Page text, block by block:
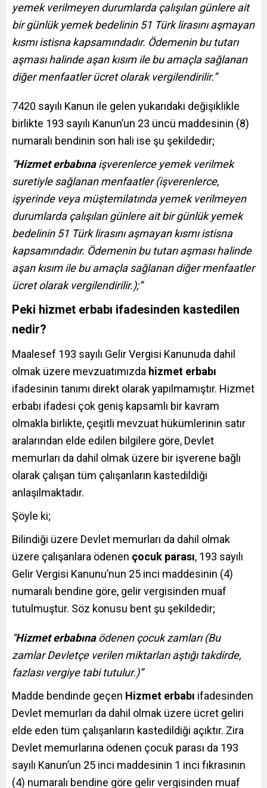
yemek verilmeyen durumlarda çalışılan günlere ait
bir günlük yemek bedelinin 51 Türk lirasını aşmayan
kısmı istisna kapsamındadır. Ödemenin bu tutarı
aşması halinde aşan kısım ile bu amaçla sağlanan
diğer menfaatler ücret olarak vergilendirilir.”
7420 sayılı Kanun ile gelen yukarıdaki değişiklikle
birlikte 193 sayılı Kanun’un 23 üncü maddesinin (8)
numaralı bendinin son hali ise şu şekildedir;
“Hizmet erbabınaişverenlerce yemek verilmek
suretiyle sağlanan menfaatler (işverenlerce,
işyerinde veya müştemilatında yemek verilmeyen
durumlarda çalışılan günlere ait bir günlük yemek
bedelinin 51 Türk lirasını aşmayan kısmı istisna
kapsamındadır. Ödemenin bu tutarı aşması halinde
aşan kısım ile bu amaçla sağlanan diğer menfaatler
ücret olarak vergilendirilir.);”
Peki hizmet erbabı ifadesinden kastedilen
nedir?
Maalesef 193 sayılı Gelir Vergisi Kanunuda dahil
olmak üzere mevzuatımızda hizmet erbabı
ifadesinin tanımı direkt olarak yapılmamıştır. Hizmet
erbabı ifadesi çok geniş kapsamlı bir kavram
olmakla birlikte, çeşitli mevzuat hükümlerinin satır
aralarından elde edilen bilgilere göre, Devlet
memurları da dahil olmak üzere bir işverene bağlı
olarak çalışan tüm çalışanların kastedildiği
anlaşılmaktadır.
Şöyle ki;
Bilindiği üzere Devlet memurları da dahil olmak
üzere çalışanlara ödenen çocuk parası, 193 sayılı
Gelir Vergisi Kanunu’nun 25 inci maddesinin (4)
numaralı bendine göre, gelir vergisinden muaf
tutulmuştur. Söz konusu bent şu şekildedir;
“Hizmet erbabınaödenen çocuk zamları (Bu
zamlar Devletçe verilen miktarları aştığı takdirde,
fazlası vergiye tabi tutulur.)”
Madde bendinde geçen Hizmet erbabı ifadesinden
Devlet memurları da dahil olmak üzere ücret geliri
elde eden tüm çalışanların kastedildiği açıktır. Zira
Devlet memurlarına ödenen çocuk parası da 193
sayılı Kanun’un 25 inci maddesinin 1 inci fıkrasının
(4) numaralı bendine göre gelir vergisinden muaf